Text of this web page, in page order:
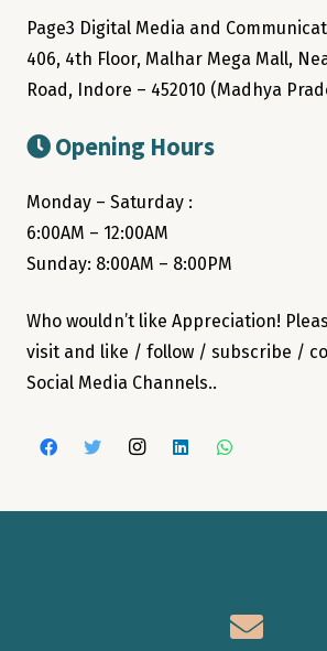
Page3 Digital Media and
406, 4th Floor, Malhar Mega Mall,
Road, Indore – 452010 (Madhya
Opening Hours
Monday – Saturday :
6:00AM – 12:00AM
Sunday: 8:00AM – 8:00PM
Who wouldn’t like Appreciation!
visit and like / follow / subscribe /
Social Media Channels..